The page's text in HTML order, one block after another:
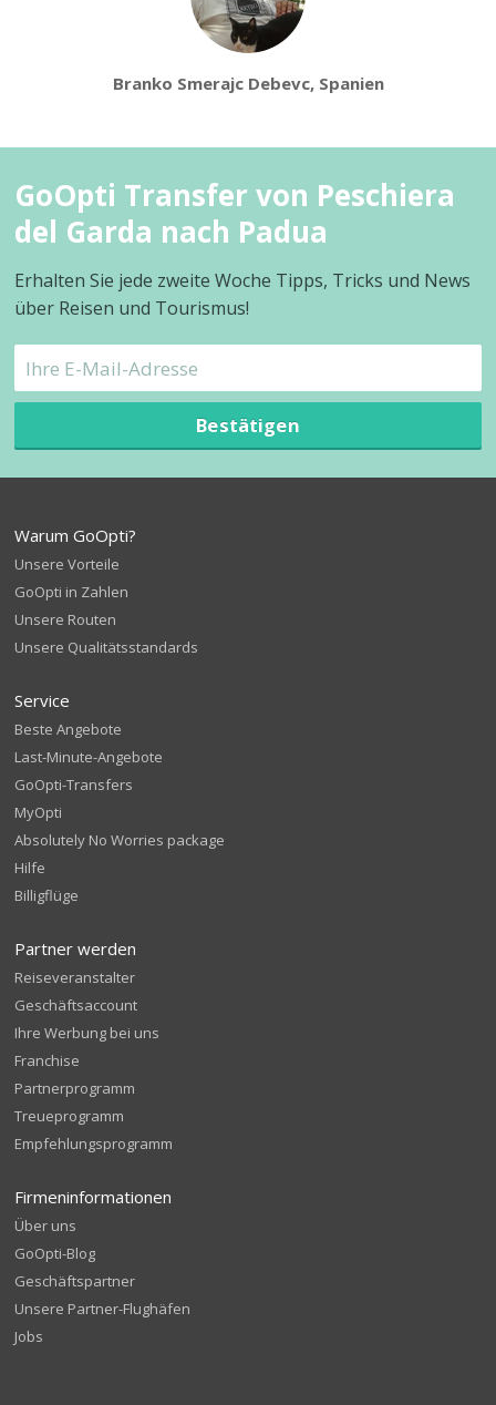
Branko Smerajc Debevc, Spanien
GoOpti Transfer von Peschiera
del Garda nach Padua
Erhalten Sie jede zweite Woche Tipps, Tricks und News
über Reisen und Tourismus!
Bestätigen
Warum GoOpti?
Unsere Vorteile
GoOpti in Zahlen
Unsere Routen
Unsere Qualitätsstandards
Service
Beste Angebote
Last-Minute-Angebote
GoOpti-Transfers
MyOpti
Absolutely No Worries package
Hilfe
Billigflüge
Partner werden
Reiseveranstalter
Geschäftsaccount
Ihre Werbung bei uns
Franchise
Partnerprogramm
Treueprogramm
Empfehlungsprogramm
Firmeninformationen
Über uns
GoOpti-Blog
Geschäftspartner
Unsere Partner-Flughäfen
Jobs